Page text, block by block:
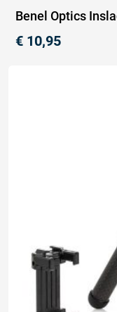
Benel Optics
€ 10,95